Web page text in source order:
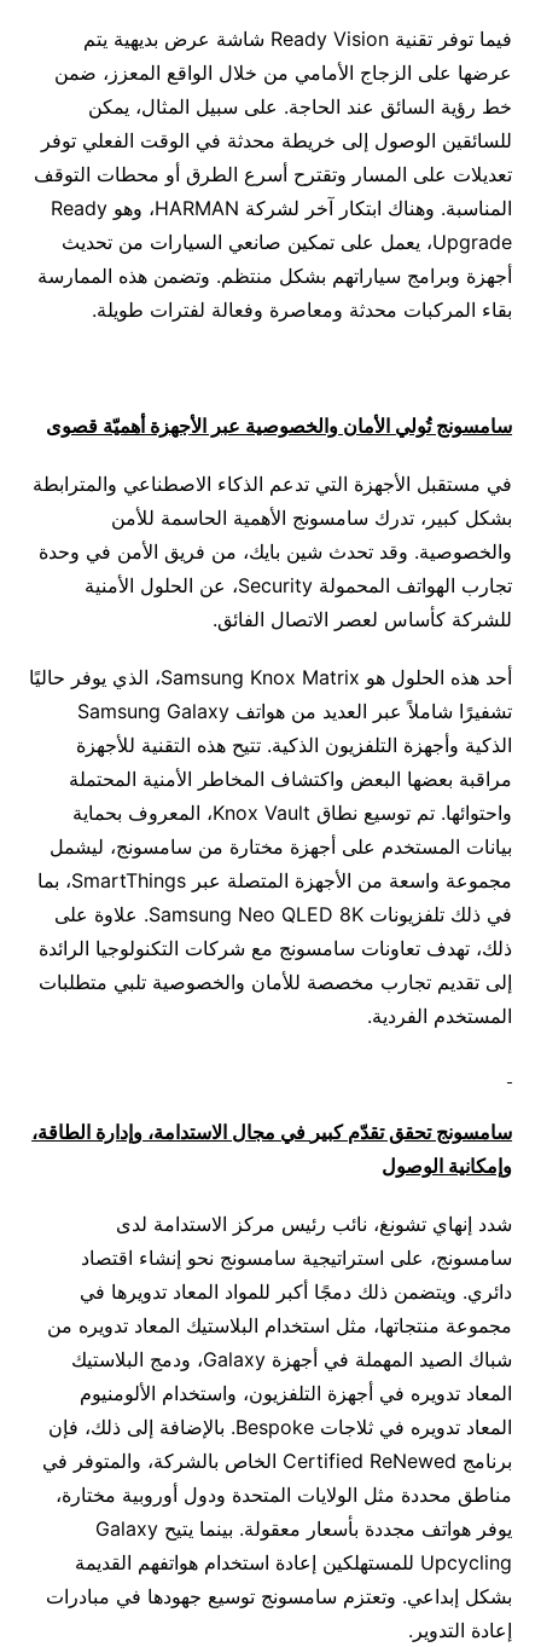
فيما توفر تقنية Ready Vision شاشة عرض بديهية يتم
عرضها على الزجاج الأمامي من خلال الواقع المعزز، ضمن
خط رؤية السائق عند الحاجة. على سبيل المثال، يمكن
للسائقين الوصول إلى خريطة محدثة في الوقت الفعلي توفر
تعديلات على المسار وتقترح أسرع الطرق أو محطات التوقف
المناسبة. وهناك ابتكار آخر لشركة HARMAN، وهو Ready
Upgrade، يعمل على تمكين صانعي السيارات من تحديث
أجهزة وبرامج سياراتهم بشكل منتظم. وتضمن هذه الممارسة
بقاء المركبات محدثة ومعاصرة وفعالة لفترات طويلة.
سامسونج تُولي الأمان والخصوصية عبر الأجهزة أهميّة قصوى
في مستقبل الأجهزة التي تدعم الذكاء الاصطناعي والمترابطة
بشكل كبير، تدرك سامسونج الأهمية الحاسمة للأمن
والخصوصية. وقد تحدث شين بايك، من فريق الأمن في وحدة
تجارب الهواتف المحمولة Security، عن الحلول الأمنية
للشركة كأساس لعصر الاتصال الفائق.
أحد هذه الحلول هو Samsung Knox Matrix، الذي يوفر حاليًا
تشفيرًا شاملاً عبر العديد من هواتف Samsung Galaxy
الذكية وأجهزة التلفزيون الذكية. تتيح هذه التقنية للأجهزة
مراقبة بعضها البعض واكتشاف المخاطر الأمنية المحتملة
واحتوائها. تم توسيع نطاق Knox Vault، المعروف بحماية
بيانات المستخدم على أجهزة مختارة من سامسونج، ليشمل
مجموعة واسعة من الأجهزة المتصلة عبر SmartThings، بما
في ذلك تلفزيونات Samsung Neo QLED 8K. علاوة على
ذلك، تهدف تعاونات سامسونج مع شركات التكنولوجيا الرائدة
إلى تقديم تجارب مخصصة للأمان والخصوصية تلبي متطلبات
المستخدم الفردية.
سامسونج تحققتقدّم كبير في مجال الاستدامة، وإدارة الطاقة،
وإمكانية الوصول
شدد إنهاي تشونغ، نائب رئيس مركز الاستدامة لدى
سامسونج، على استراتيجية سامسونج نحو إنشاء اقتصاد
دائري. ويتضمن ذلك دمجًا أكبر للمواد المعاد تدويرها في
مجموعة منتجاتها، مثل استخدام البلاستيك المعاد تدويره من
شباك الصيد المهملة في أجهزة Galaxy، ودمج البلاستيك
المعاد تدويره في أجهزة التلفزيون، واستخدام الألومنيوم
المعاد تدويره في ثلاجات Bespoke. بالإضافة إلى ذلك، فإن
برنامج Certified ReNewed الخاص بالشركة، والمتوفر في
مناطق محددة مثل الولايات المتحدة ودول أوروبية مختارة،
يوفر هواتف مجددة بأسعار معقولة. بينما يتيح Galaxy
Upcycling للمستهلكين إعادة استخدام هواتفهم القديمة
بشكل إبداعي. وتعتزم سامسونج توسيع جهودها في مبادرات
إعادة التدوير.